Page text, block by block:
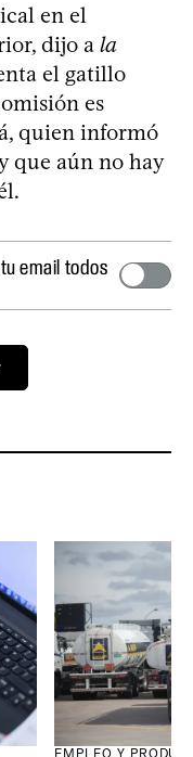
en el
dijo a la
el gatillo
es
quien informó
que aún no hay
email todos
EMPLEO Y